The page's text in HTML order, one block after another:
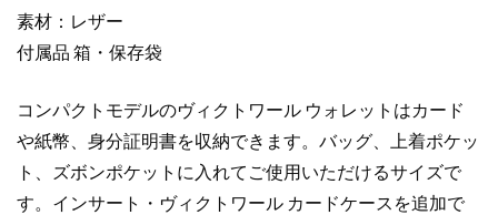
レ
デ
ィ
ス
人
気
個
素材：レザー
付属品 箱・保存袋
コンパクトモデルのヴィクトワール ウォレットはカード
や紙幣、身分証明書を収納できます。バッグ、上着ポケッ
ト、ズボンポケットに入れてご使用いただけるサイズで
す。インサート・ヴィクトワール カードケースを追加で